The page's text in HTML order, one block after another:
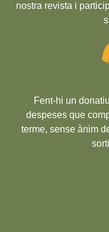
nostra revista i
Fent-hi un
despeses que
terme, sense ànim